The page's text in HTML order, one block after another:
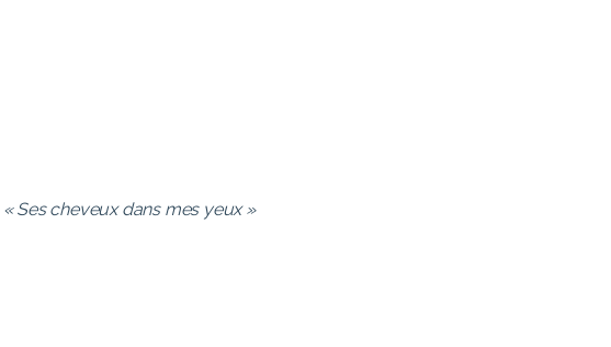
« Ses cheveux dans mes yeux »